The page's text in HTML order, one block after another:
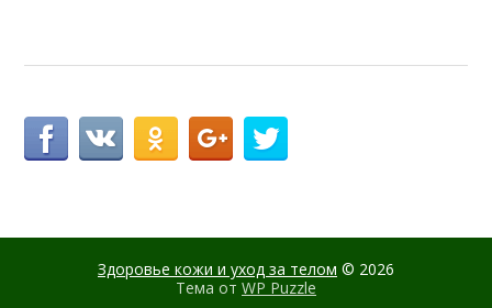
Здоровье кожи и уход за телом © 2026
Тема от WP Puzzle